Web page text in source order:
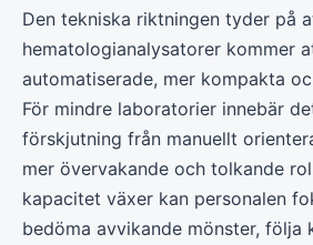
Den tekniska riktningen tyder på
hematologianalysatorer kommer
automatiserade, mer kompakta
För mindre laboratorier innebär
förskjutning från manuellt
mer övervakande och tolkande
kapacitet växer kan personalen
bedöma avvikande mönster, följa